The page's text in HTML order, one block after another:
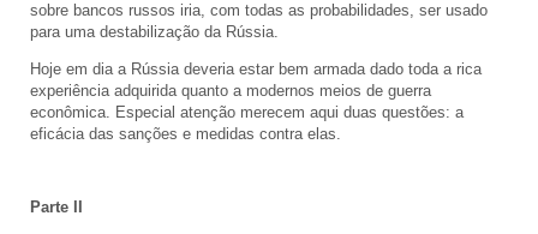
sobre bancos russos iria, com todas as probabilidades, ser usado
para uma destabilização da Rússia.
Hoje em dia a Rússia deveria estar bem armada dado toda a rica
experiência adquirida quanto a modernos meios de guerra
econômica. Especial atenção merecem aqui duas questões: a
eficácia das sanções e medidas contra elas.
Parte II